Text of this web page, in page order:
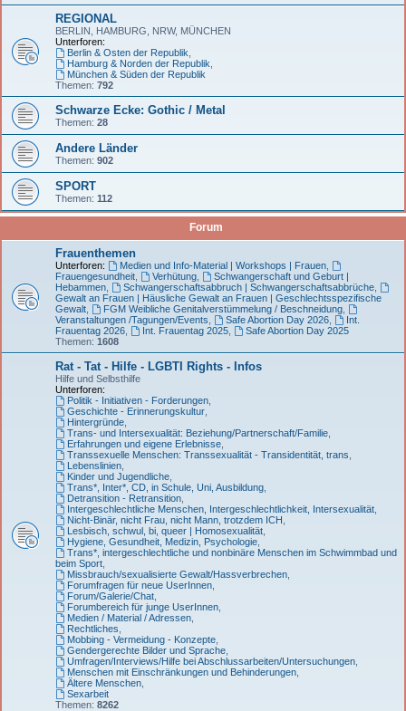
REGIONAL
BERLIN, HAMBURG, NRW, MÜNCHEN
Unterforen:
Berlin & Osten der Republik
Hamburg & Norden der Republik
München & Süden der Republik
Themen: 792
Schwarze Ecke: Gothic / Metal
Themen: 28
Andere Länder
Themen: 902
SPORT
Themen: 112
Forum
Frauenthemen
Unterforen: Medien und Info-Material | Workshops | Frauen,
Frauengesundheit
Verhütung,
Schwangerschaft und Geburt |
Hebammen
Schwangerschaftsabbruch | Schwangerschaftsabbrüche,
Gewalt an Frauen | Häusliche Gewalt an Frauen | Geschlechtsspezifische
Gewalt
FGM Weibliche Genitalverstümmelung / Beschneidung,
Veranstaltungen /Tagungen/Events
Safe Abortion Day 2026,
Int.
Frauentag 2026
Int. Frauentag 2025,
Safe Abortion Day 2025
Themen: 1608
Rat - Tat - Hilfe - LGBTI Rights - Infos
Hilfe und Selbsthilfe
Unterforen:
Politik - Initiativen - Forderungen,
Geschichte - Erinnerungskultur,
Hintergründe,
Trans- und Intersexualität: Beziehung/Partnerschaft/Familie,
Erfahrungen und eigene Erlebnisse,
Transsexuelle Menschen: Transsexualität - Transidentität, trans
Lebenslinien,
Kinder und Jugendliche,
Trans*, Inter*, CD, in Schule, Uni, Ausbildung,
Detransition - Retransition,
Intergeschlechtliche Menschen, Intergeschlechtlichkeit, Intersexualität,
Nicht-Binär, nicht Frau, nicht Mann, trotzdem ICH
Lesbisch, schwul, bi, queer | Homosexualität,
Hygiene, Gesundheit, Medizin, Psychologie,
Trans*, intergeschlechtliche und nonbinäre Menschen im Schwimmbad und
beim Sport
Missbrauch/sexualisierte Gewalt/Hassverbrechen,
Forumfragen für neue UserInnen,
Forum/Galerie/Chat,
Forumbereich für junge UserInnen,
Medien / Material / Adressen,
Rechtliches
Mobbing - Vermeidung - Konzepte,
Gendergerechte Bilder und Sprache,
Umfragen/Interviews/Hilfe bei Abschlussarbeiten/Untersuchungen,
Menschen mit Einschränkungen und Behinderungen,
Ältere Menschen,
Sexarbeit
Themen: 8262